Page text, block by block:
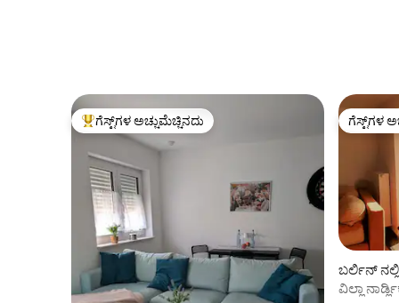
ಗೆಸ್ಟ್‌ಗಳಿಗೆ ಅತಿ ಹೆಚ್ಚು ಅಚ್ಚುಮೆಚ್ಚಿನದು
ಗೆಸ್ಟ್‌ಗಳ ಅಚ್ಚುಮೆಚ್ಚಿನದು ಗೆಸ್ಟ್‌ಗಳ
ಗೆಸ್ಟ್‌ಗಳ
ಬರ್ಲಿನ್
ವಿಲ್ಲಾ